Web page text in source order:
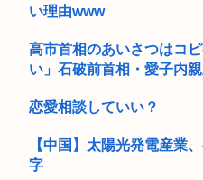
い理由www
高市首相のあいさつはコ
い」石破前首相・愛子内
恋愛相談していい？
【中国】太陽光発電産業
字